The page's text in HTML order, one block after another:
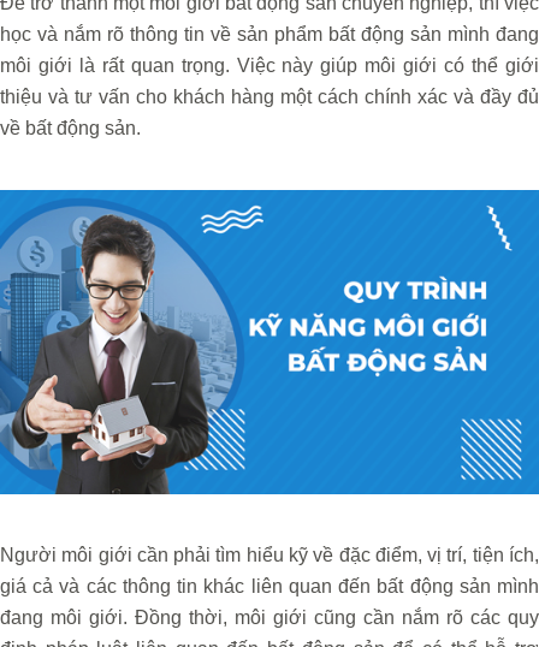
học và nắm rõ thông tin về sản phẩm bất động sản mình đang
môi giới là rất quan trọng. Việc này giúp môi giới có thể giới
thiệu và tư vấn cho khách hàng một cách chính xác và đầy đủ
về bất động sản.
Người môi giới cần phải tìm hiểu kỹ về đặc điểm, vị trí, tiện ích,
giá cả và các thông tin khác liên quan đến bất động sản mình
đang môi giới. Đồng thời, môi giới cũng cần nắm rõ các quy